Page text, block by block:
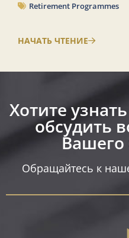
Retirement Programmes
НАЧАТЬ ЧТЕНИЕ
Хотите
обсудить
Вашего
Обращайтесь к